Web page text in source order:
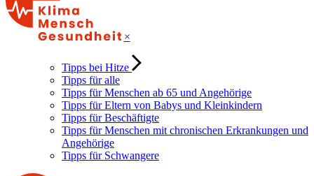
×
Tipps bei Hitze
Tipps für alle
Tipps für Menschen ab 65 und Angehörige
Tipps für Eltern von Babys und Kleinkindern
Tipps für Beschäftigte
Tipps für Menschen mit chronischen Erkrankungen und
Angehörige
Tipps für Schwangere